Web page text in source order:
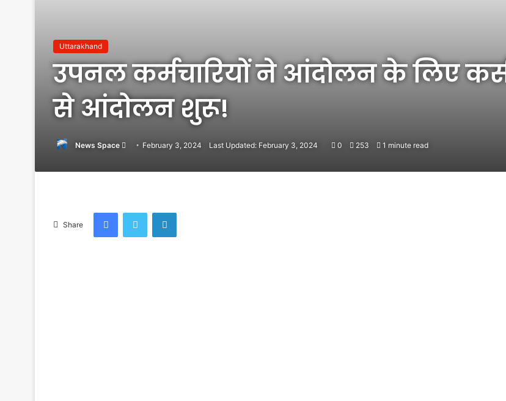
Uttarakhand
उपनल कर्मचारियों ने आंदोलन के लिए
से आंदोलन शुरू!
News Space
Send
email
February 3, 2024 Last Updated: February 3, 2024 0 253 1 minute read
Share
FacebookTwitter LinkedIn